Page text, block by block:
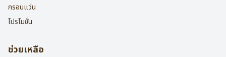
กรอบแว่น
โปรโมชั่น
ช่วยเหลือ